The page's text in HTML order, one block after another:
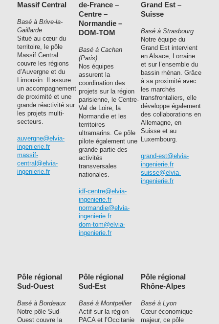
Massif Central
Basé à Brive-la-
Gaillarde
Situé au cœur du
territoire, le pôle
Massif Central
couvre les régions
d’Auvergne et du
Limousin. Il assure
un accompagnement
de proximité et une
grande réactivité sur
les projets multi-
secteurs.
auvergne@elvia-
ingenierie.fr
massif-
central@elvia-
ingenierie.fr
de-France –
Centre –
Normandie –
DOM-TOM
Basé à Cachan
(Paris)
Nos équipes
assurent la
coordination des
projets sur la région
parisienne, le Centre-
Val de Loire, la
Normandie et les
territoires
ultramarins. Ce pôle
pilote également une
grande partie des
activités
transversales
nationales.
idf-centre@elvia-
ingenierie.fr
normandie@elvia-
ingenierie.fr
dom-tom@elvia-
ingenierie.fr
Grand Est –
Suisse
Basé à Strasbourg
Notre équipe du
Grand Est intervient
en Alsace, Lorraine
et sur l’ensemble du
bassin rhénan. Grâce
à sa proximité avec
les marchés
transfrontaliers, elle
développe également
des collaborations en
Allemagne, en
Suisse et au
Luxembourg.
grand-est@elvia-
ingenierie.fr
suisse@elvia-
ingenierie.fr
Pôle régional
Sud-Ouest
Basé à Bordeaux
Notre pôle Sud-
Ouest couvre la
Pôle régional
Sud-Est
Basé à Montpellier
Actif sur la région
PACA et l’Occitanie
Pôle régional
Rhône-Alpes
Basé à Lyon
Cœur économique
majeur, ce pôle